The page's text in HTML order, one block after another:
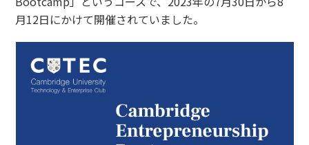
月12日にかけて開催されていました。